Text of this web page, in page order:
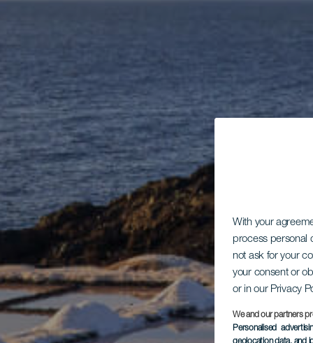
With your
process personal
not ask for your
your consent or
or in our Privacy
We and our partners
Personalised